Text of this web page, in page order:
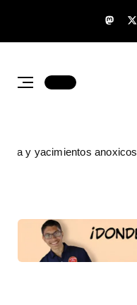
y yacimientos anoxicos